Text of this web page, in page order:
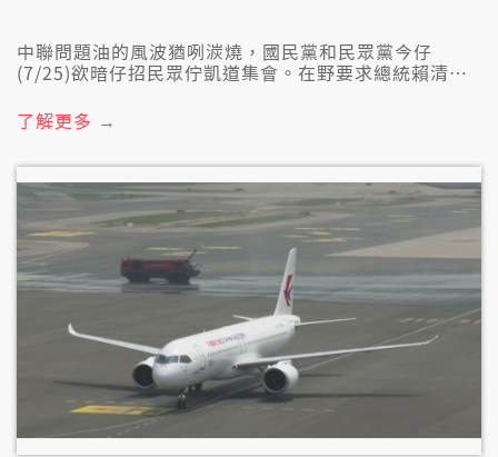
中聯問題油的風波猶咧湠燒，國民黨和民眾黨今仔
(7/25)欲暗仔招民眾佇凱道集會。在野要求總統賴清德
食安法已經咧修法，向望修法了後，會當能理性討論。
了解更多 →